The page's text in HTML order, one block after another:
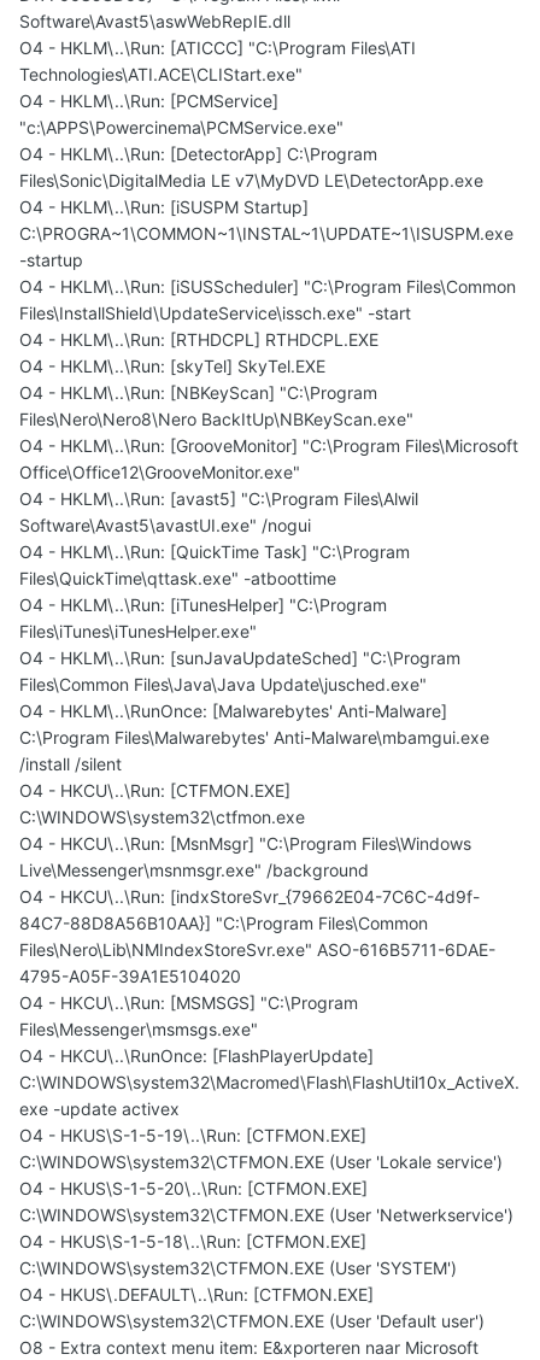
Software\Avast5\aswWebRepIE.dll
O4 - HKLM\..\Run: [ATICCC] "C:\Program Files\ATI
Technologies\ATI.ACE\CLIStart.exe"
O4 - HKLM\..\Run: [PCMService]
"c:\APPS\Powercinema\PCMService.exe"
O4 - HKLM\..\Run: [DetectorApp] C:\Program
Files\Sonic\DigitalMedia LE v7\MyDVD LE\DetectorApp.exe
O4 - HKLM\..\Run: [iSUSPM Startup]
C:\PROGRA~1\COMMON~1\INSTAL~1\UPDATE~1\ISUSPM.exe
-startup
O4 - HKLM\..\Run: [iSUSScheduler] "C:\Program Files\Common
Files\InstallShield\UpdateService\issch.exe" -start
O4 - HKLM\..\Run: [RTHDCPL] RTHDCPL.EXE
O4 - HKLM\..\Run: [skyTel] SkyTel.EXE
O4 - HKLM\..\Run: [NBKeyScan] "C:\Program
Files\Nero\Nero8\Nero BackItUp\NBKeyScan.exe"
O4 - HKLM\..\Run: [GrooveMonitor] "C:\Program Files\Microsoft
Office\Office12\GrooveMonitor.exe"
O4 - HKLM\..\Run: [avast5] "C:\Program Files\Alwil
Software\Avast5\avastUI.exe" /nogui
O4 - HKLM\..\Run: [QuickTime Task] "C:\Program
Files\QuickTime\qttask.exe" -atboottime
O4 - HKLM\..\Run: [iTunesHelper] "C:\Program
Files\iTunes\iTunesHelper.exe"
O4 - HKLM\..\Run: [sunJavaUpdateSched] "C:\Program
Files\Common Files\Java\Java Update\jusched.exe"
O4 - HKLM\..\RunOnce: [Malwarebytes' Anti-Malware]
C:\Program Files\Malwarebytes' Anti-Malware\mbamgui.exe
/install /silent
O4 - HKCU\..\Run: [CTFMON.EXE]
C:\WINDOWS\system32\ctfmon.exe
O4 - HKCU\..\Run: [MsnMsgr] "C:\Program Files\Windows
Live\Messenger\msnmsgr.exe" /background
O4 - HKCU\..\Run: [indxStoreSvr_{79662E04-7C6C-4d9f-
84C7-88D8A56B10AA}] "C:\Program Files\Common
Files\Nero\Lib\NMIndexStoreSvr.exe" ASO-616B5711-6DAE-
4795-A05F-39A1E5104020
O4 - HKCU\..\Run: [MSMSGS] "C:\Program
Files\Messenger\msmsgs.exe"
O4 - HKCU\..\RunOnce: [FlashPlayerUpdate]
C:\WINDOWS\system32\Macromed\Flash\FlashUtil10x_ActiveX.
exe -update activex
O4 - HKUS\S-1-5-19\..\Run: [CTFMON.EXE]
C:\WINDOWS\system32\CTFMON.EXE (User 'Lokale service')
O4 - HKUS\S-1-5-20\..\Run: [CTFMON.EXE]
C:\WINDOWS\system32\CTFMON.EXE (User 'Netwerkservice')
O4 - HKUS\S-1-5-18\..\Run: [CTFMON.EXE]
C:\WINDOWS\system32\CTFMON.EXE (User 'SYSTEM')
O4 - HKUS\.DEFAULT\..\Run: [CTFMON.EXE]
C:\WINDOWS\system32\CTFMON.EXE (User 'Default user')
O8 - Extra context menu item: E&xporteren naar Microsoft